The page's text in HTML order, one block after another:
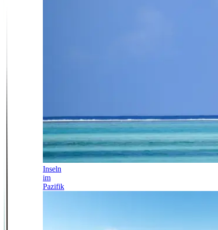
Inseln
im
Pazifik